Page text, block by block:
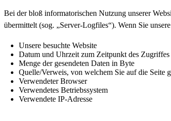
Bei der bloß informatorischen Nutzung unserer
übermittelt (sog. „Server-Logfiles“). Wenn Sie
Unsere besuchte Website
Datum und Uhrzeit zum Zeitpunkt des Zugriffes
Menge der gesendeten Daten in Byte
Quelle/Verweis, von welchem Sie auf die Seite
Verwendeter Browser
Verwendetes Betriebssystem
Verwendete IP-Adresse